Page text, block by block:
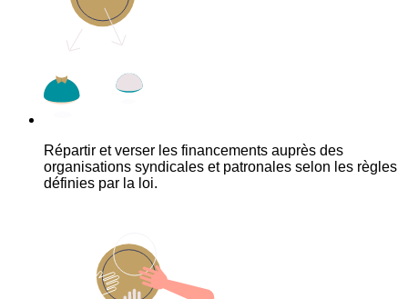
Répartir et verser les financements auprès des
organisations syndicales et patronales selon les règles
définies par la loi.